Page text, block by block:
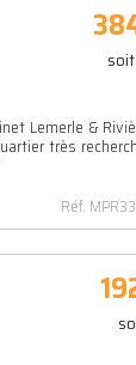
Lemerle &
très
Réf.